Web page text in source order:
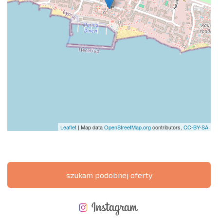
Leaflet | Map dataOpenStreetMap.orgcontributors, CC-BY-SA
szukam podobnej oferty